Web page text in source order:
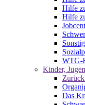
Hilfe
Hilfe
WTG-
Kinder,
Das